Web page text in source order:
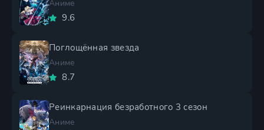
Аниме
9.6
Поглощённая звезда
Аниме
8.7
Реинкарнация безработного 3 сезон
Аниме